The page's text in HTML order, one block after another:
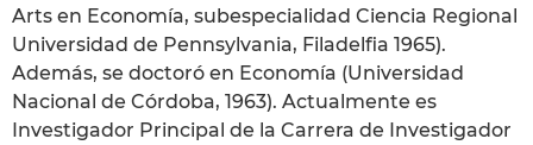
Arts en Economía, subespecialidad Ciencia Regional
Universidad de Pennsylvania, Filadelfia 1965).
Además, se doctoró en Economía (Universidad
Nacional de Córdoba, 1963). Actualmente es
Investigador Principal de la Carrera de Investigador